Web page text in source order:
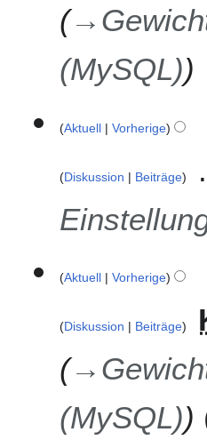
→
(MySQL)
Aktuell Vorherige
Diskussion Beiträge
Aktuell Vorherige
Diskussion Beiträge
→
(MySQL)